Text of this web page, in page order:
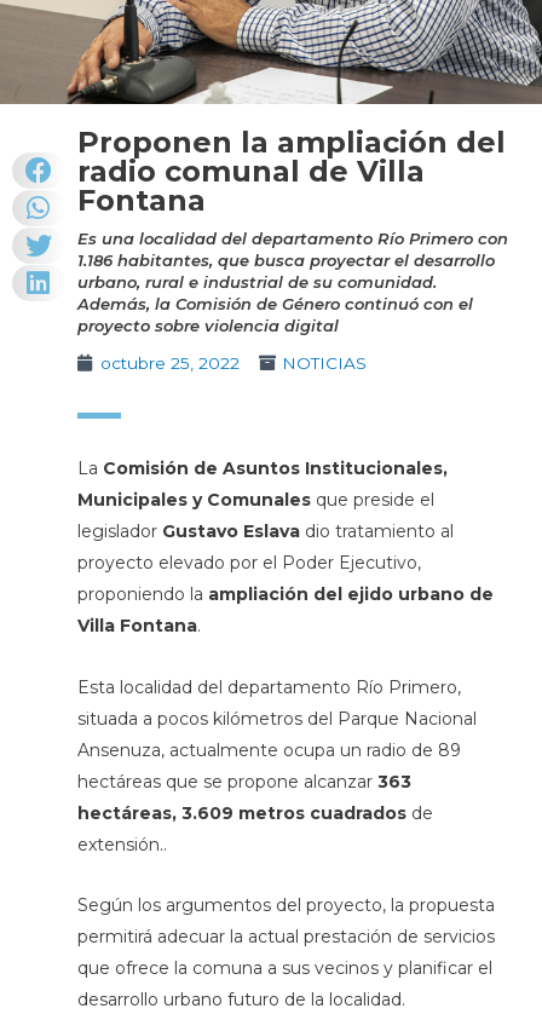
Proponen la ampliación del
radio comunal de Villa
Fontana
Es una localidad del departamento Río Primero con
1.186 habitantes, que busca proyectar el desarrollo
urbano, rural e industrial de su comunidad.
Además, la Comisión de Género continuó con el
proyecto sobre violencia digital
octubre 25, 2022
NOTICIAS
La Comisión de Asuntos Institucionales,
Municipales y Comunalesque preside el
legislador Gustavo Eslavadio tratamiento al
proyecto elevado por el Poder Ejecutivo,
proponiendo la ampliación del ejido urbano de
Villa Fontana.
Esta localidad del departamento Río Primero,
situada a pocos kilómetros del Parque Nacional
Ansenuza, actualmente ocupa un radio de 89
hectáreas que se propone alcanzar 363
hectáreas, 3.609 metros cuadrados de
extensión..
Según los argumentos del proyecto, la propuesta
permitirá adecuar la actual prestación de servicios
que ofrece la comuna a sus vecinos y planificar el
desarrollo urbano futuro de la localidad.